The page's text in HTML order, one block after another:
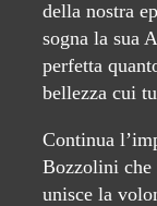
della nostra
sogna la sua
perfetta
bellezza cui
Continua
Bozzolini che
unisce la